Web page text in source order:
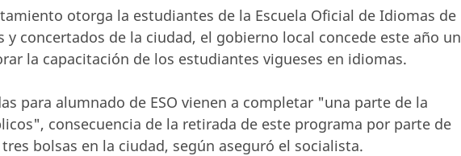
otorga la estudiantes de la Escuela Oficial de Idiomas de
concertados de la ciudad, el gobierno local concede este año un
la capacitación de los estudiantes vigueses en idiomas.
para alumnado de ESO vienen a completar "una parte de la
consecuencia de la retirada de este programa por parte de
bolsas en la ciudad, según aseguró el socialista.